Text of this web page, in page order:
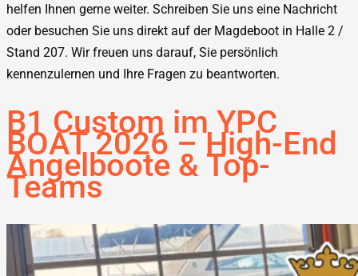
helfen Ihnen gerne weiter. Schreiben Sie uns eine Nachricht
oder besuchen Sie uns direkt auf der Magdeboot in Halle 2 /
Stand 207. Wir freuen uns darauf, Sie persönlich
kennenzulernen und Ihre Fragen zu beantworten.
B1 Custom im YPC
BOAT 2026 – High-End
Angelboote & Top-
Teams